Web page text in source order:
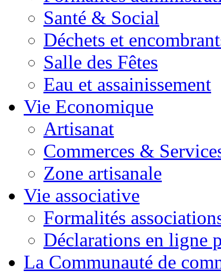
Santé & Social
Déchets et
Salle des Fêtes
Eau et assainissement
Vie Economique
Artisanat
Commerces &
Zone artisanale
Vie associative
Formalités
Déclarations en ligne
La Communauté de